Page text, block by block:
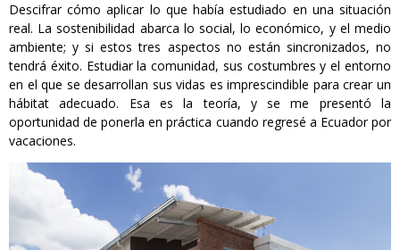
Descifrar cómo aplicar lo que había estudiado en una situación
real. La sostenibilidad abarca lo social, lo económico, y el medio
ambiente; y si estos tres aspectos no están sincronizados, no
tendrá éxito. Estudiar la comunidad, sus costumbres y el entorno
en el que se desarrollan sus vidas es imprescindible para crear un
hábitat adecuado. Esa es la teoría, y se me presentó la
oportunidad de ponerla en práctica cuando regresé a Ecuador por
vacaciones.